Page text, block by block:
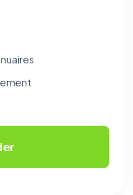
session, sécurité,
Ils ne
utilisez le site